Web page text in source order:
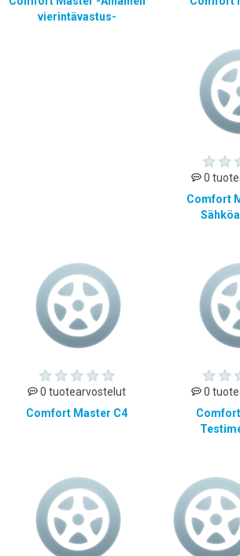
vierintävastus-
0
Comfort
0 tuotearvostelut
Comfort Master C4
0